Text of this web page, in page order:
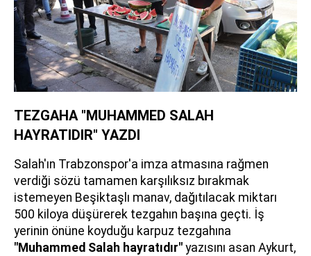
TEZGAHA "MUHAMMED SALAH
HAYRATIDIR" YAZDI
Salah'ın Trabzonspor'a imza atmasına rağmen
verdiği sözü tamamen karşılıksız bırakmak
istemeyen Beşiktaşlı manav, dağıtılacak miktarı
500 kiloya düşürerek tezgahın başına geçti. İş
yerinin önüne koyduğu karpuz tezgahına
"Muhammed Salah hayratıdır" yazısını asan Aykurt,